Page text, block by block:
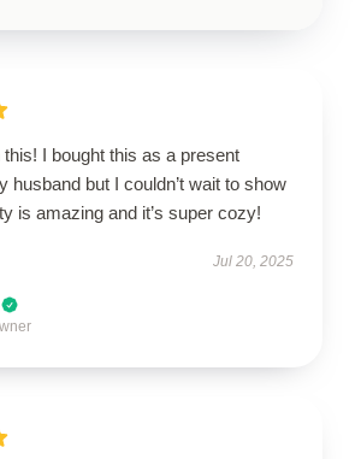
I bought this as a present
husband but I couldn’t wait to show
is amazing and it’s super cozy!
Jul 20, 2025